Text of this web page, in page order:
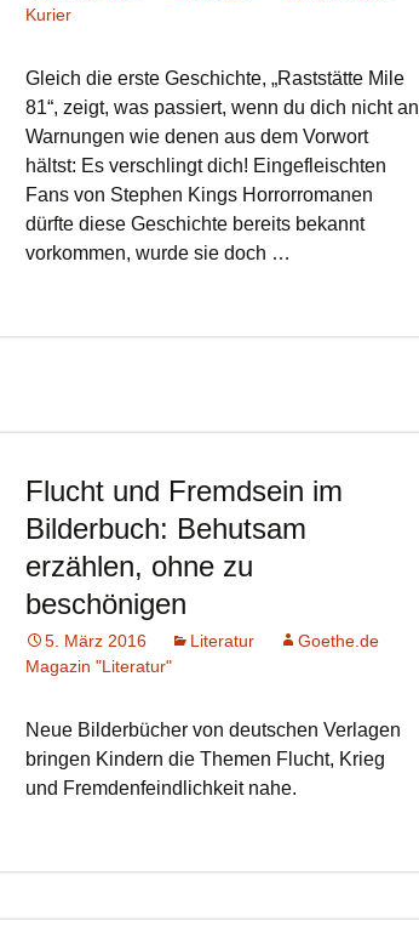
Kurier
Gleich die erste Geschichte, „Raststätte Mile
81“, zeigt, was passiert, wenn du dich nicht an
Warnungen wie denen aus dem Vorwort
hältst: Es verschlingt dich! Eingefleischten
Fans von Stephen Kings Horrorromanen
dürfte diese Geschichte bereits bekannt
vorkommen, wurde sie doch …
Flucht und Fremdsein im
Bilderbuch: Behutsam
erzählen, ohne zu
beschönigen
5. März 2016 Literatur
Goethe.de
Magazin "Literatur"
Neue Bilderbücher von deutschen Verlagen
bringen Kindern die Themen Flucht, Krieg
und Fremdenfeindlichkeit nahe.